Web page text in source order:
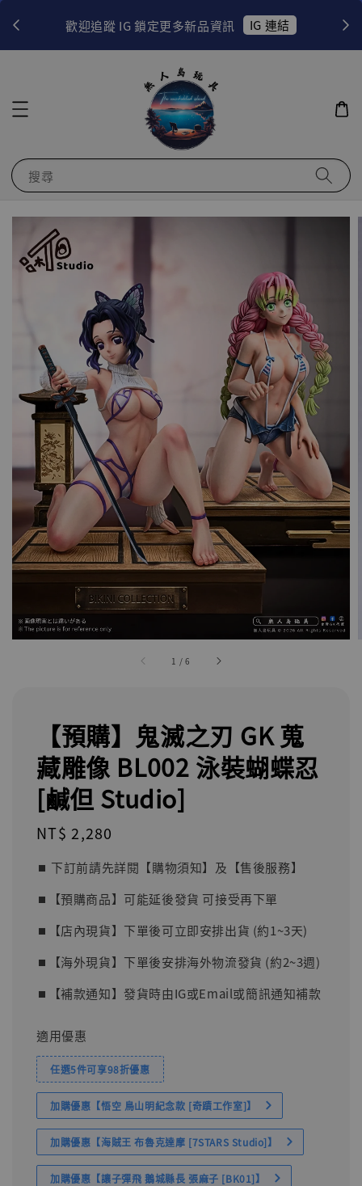
歡迎追蹤 IG 鎖定更多新品資訊 IG 連結
搜尋
1 /6
【預購】鬼滅之刃 GK 蒐
藏雕像 BL002 泳裝蝴蝶忍
[鹹但 Studio]
Regular
NT$ 2,280
⏹︎ 下訂前請先詳閱【購物須知】及【售後服務】
⏹︎【預購商品】可能延後發貨 可接受再下單
⏹︎【店內現貨】下單後可立即安排出貨 (約1~3天)
⏹︎【海外現貨】下單後安排海外物流發貨 (約2~3週)
⏹︎【補款通知】發貨時由IG或Email或簡訊通知補款
適用優惠
任選5件可享98折優惠
加購優惠【悟空 鳥山明紀念款 [奇蹟工作室]】
加購優惠【海賊王 布魯克達摩 [7STARS Studio]】
加購優惠【讓子彈飛 鵝城縣長 張麻子 [BK01]】